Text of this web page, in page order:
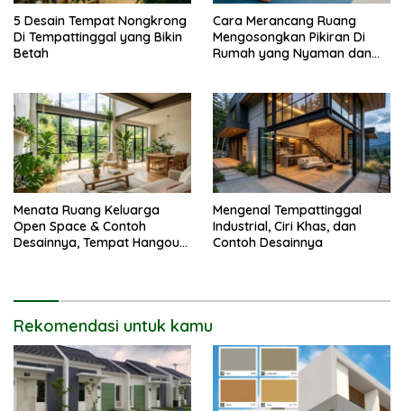
5 Desain Tempat Nongkrong
Di Tempattinggal yang Bikin
Betah
Cara Merancang Ruang
Mengosongkan Pikiran Di
Rumah yang Nyaman dan
Menata Ruang Keluarga
Open Space & Contoh
Desainnya, Tempat Hangout
Mengenal Tempattinggal
Industrial, Ciri Khas, dan
Contoh Desainnya
Rekomendasi untuk kamu